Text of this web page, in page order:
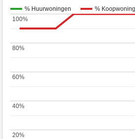
% Huurwoningen %
20%
20%
40%
40%
60%
60%
80%
80%
100%
100%